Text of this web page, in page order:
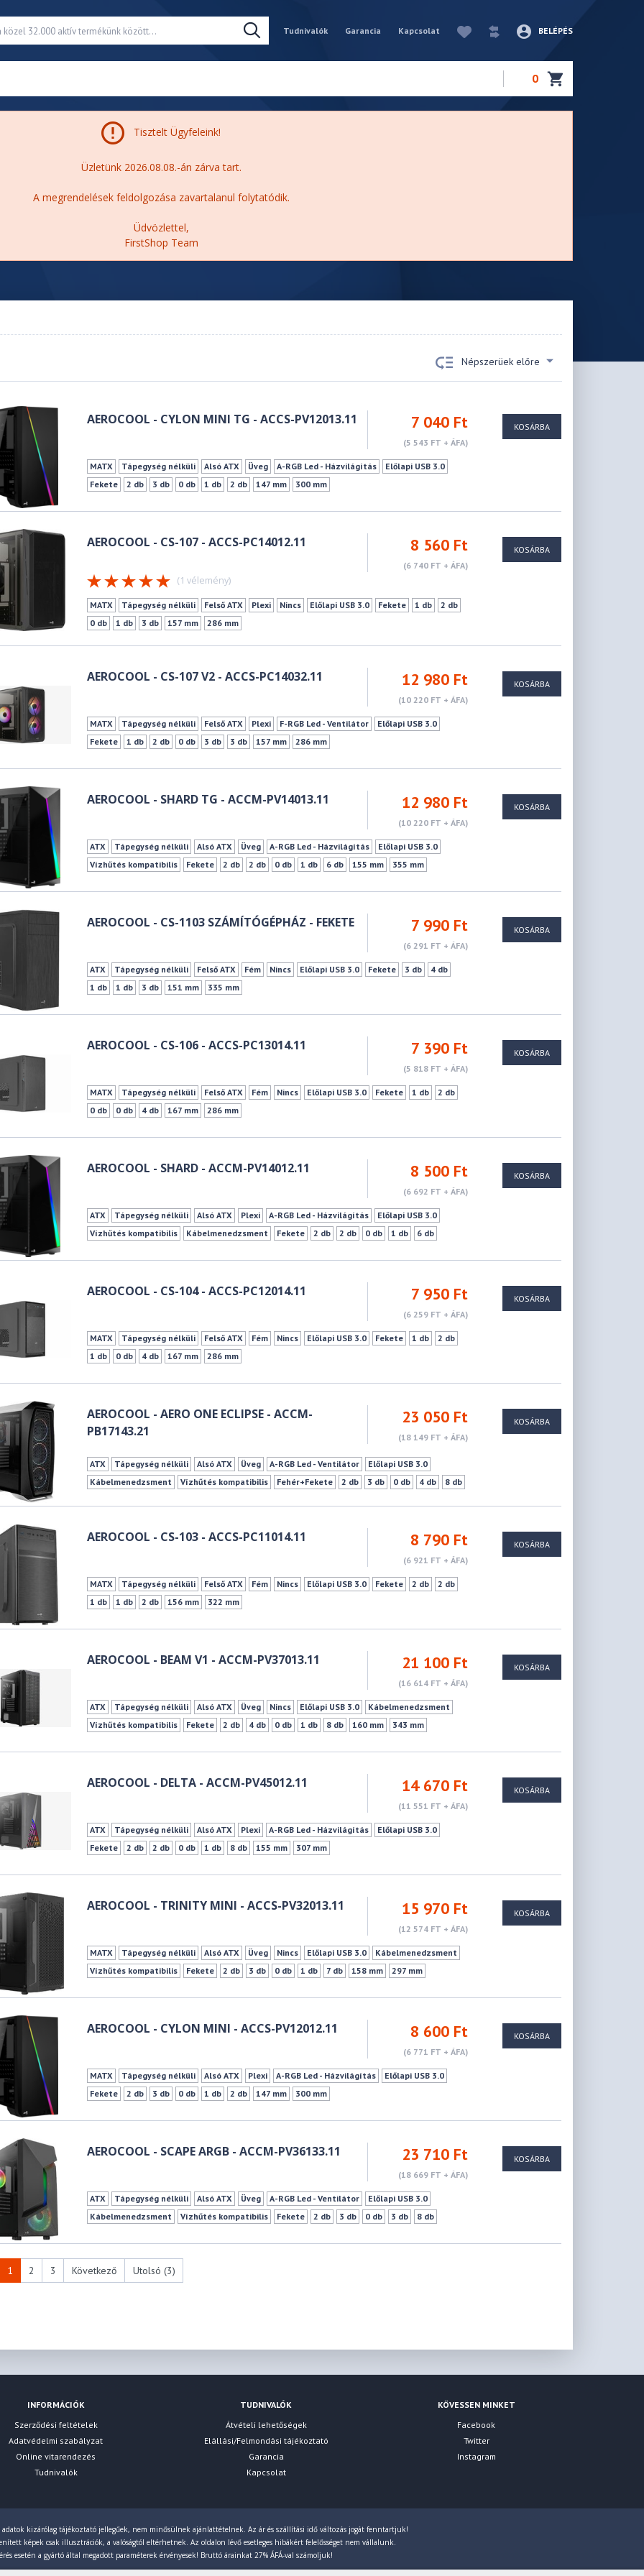
Tudnivalók Garancia Kapcsolat BELÉPÉS
0
Tisztelt Ügyfeleink!
Üzletünk 2026.08.08.-án zárva tart.
A megrendelések feldolgozása zavartalanul folytatódik.
Üdvözlettel,
FirstShop Team
Népszerüek előre
AEROCOOL - CYLON MINI TG - ACCS-PV12013.11 7 040 Ft
(5 543 FT + ÁFA)
MATX Tápegység nélküli Alsó ATX Üveg A-RGB Led - Házvilágítás
Előlapi USB 3.0
Fekete
2 db 3 db 0 db 1 db 2 db 147 mm 300 mm
KOSÁRBA
AEROCOOL - CS-107 - ACCS-PC14012.11 8 560 Ft
(6 740 FT + ÁFA)
(1 vélemény)
MATX Tápegység nélküli Felső ATX Plexi Nincs Előlapi USB 3.0 Fekete 1 db
2 db
0 db
1 db 3 db 157 mm 286 mm
KOSÁRBA
AEROCOOL - CS-107 V2 - ACCS-PC14032.11 12 980 Ft
(10 220 FT + ÁFA)
MATX Tápegység nélküli Felső ATX Plexi F-RGB Led - Ventilátor
Előlapi USB 3.0
Fekete
1 db 2 db 0 db 3 db 3 db 157 mm 286 mm
KOSÁRBA
AEROCOOL - SHARD TG - ACCM-PV14013.11 12 980 Ft
(10 220 FT + ÁFA)
ATX Tápegység nélküli Alsó ATX Üveg A-RGB Led - Házvilágítás
Előlapi USB 3.0
Vízhűtés kompatibilis
Fekete 2 db 2 db 0 db 1 db 6 db 155 mm 355 mm
KOSÁRBA
AEROCOOL - CS-1103 SZÁMÍTÓGÉPHÁZ - FEKETE 7 990 Ft
(6 291 FT + ÁFA)
ATX Tápegység nélküli Felső ATX Fém Nincs Előlapi USB 3.0 Fekete 3 db
4 db
1 db
1 db 3 db 151 mm 335 mm
KOSÁRBA
AEROCOOL - CS-106 - ACCS-PC13014.11 7 390 Ft
(5 818 FT + ÁFA)
MATX Tápegység nélküli Felső ATX Fém Nincs Előlapi USB 3.0 Fekete 1 db
2 db
0 db
0 db 4 db 167 mm 286 mm
KOSÁRBA
AEROCOOL - SHARD - ACCM-PV14012.11 8 500 Ft
(6 692 FT + ÁFA)
ATX Tápegység nélküli Alsó ATX Plexi A-RGB Led - Házvilágítás
Előlapi USB 3.0
Vízhűtés kompatibilis
Kábelmenedzsment Fekete 2 db 2 db 0 db 1 db
6 db
KOSÁRBA
AEROCOOL - CS-104 - ACCS-PC12014.11 7 950 Ft
(6 259 FT + ÁFA)
MATX Tápegység nélküli Felső ATX Fém Nincs Előlapi USB 3.0 Fekete 1 db
2 db
1 db
0 db 4 db 167 mm 286 mm
KOSÁRBA
AEROCOOL - AERO ONE ECLIPSE - ACCM-
PB17143.21
23 050 Ft
(18 149 FT + ÁFA)
ATX Tápegység nélküli Alsó ATX Üveg A-RGB Led - Ventilátor
Előlapi USB 3.0
Kábelmenedzsment
Vízhűtés kompatibilis Fehér+Fekete 2 db 3 db 0 db 4 db
8 db
KOSÁRBA
AEROCOOL - CS-103 - ACCS-PC11014.11 8 790 Ft
(6 921 FT + ÁFA)
MATX Tápegység nélküli Felső ATX Fém Nincs Előlapi USB 3.0 Fekete 2 db
2 db
1 db
1 db 2 db 156 mm 322 mm
KOSÁRBA
AEROCOOL - BEAM V1 - ACCM-PV37013.11 21 100 Ft
(16 614 FT + ÁFA)
ATX Tápegység nélküli Alsó ATX Üveg Nincs Előlapi USB 3.0
Kábelmenedzsment
Vízhűtés kompatibilis
Fekete 2 db 4 db 0 db 1 db 8 db 160 mm 343 mm
KOSÁRBA
AEROCOOL - DELTA - ACCM-PV45012.11 14 670 Ft
(11 551 FT + ÁFA)
ATX Tápegység nélküli Alsó ATX Plexi A-RGB Led - Házvilágítás
Előlapi USB 3.0
Fekete
2 db 2 db 0 db 1 db 8 db 155 mm 307 mm
KOSÁRBA
AEROCOOL - TRINITY MINI - ACCS-PV32013.11 15 970 Ft
(12 574 FT + ÁFA)
MATX Tápegység nélküli Alsó ATX Üveg Nincs Előlapi USB 3.0
Kábelmenedzsment
Vízhűtés kompatibilis
Fekete 2 db 3 db 0 db 1 db 7 db 158 mm 297 mm
KOSÁRBA
AEROCOOL - CYLON MINI - ACCS-PV12012.11 8 600 Ft
(6 771 FT + ÁFA)
MATX Tápegység nélküli Alsó ATX Plexi A-RGB Led - Házvilágítás
Előlapi USB 3.0
Fekete
2 db 3 db 0 db 1 db 2 db 147 mm 300 mm
KOSÁRBA
AEROCOOL - SCAPE ARGB - ACCM-PV36133.11 23 710 Ft
(18 669 FT + ÁFA)
ATX Tápegység nélküli Alsó ATX Üveg A-RGB Led - Ventilátor
Előlapi USB 3.0
Kábelmenedzsment
Vízhűtés kompatibilis Fekete 2 db 3 db 0 db 3 db
8 db
KOSÁRBA
1 2 3 Következő Utolsó (3)
INFORMÁCIÓK
Szerződési feltételek
Adatvédelmi szabályzat
Online vitarendezés
Tudnivalók
TUDNIVALÓK
Átvételi lehetőségek
Elállási/Felmondási tájékoztató
Garancia
Kapcsolat
KÖVESSEN MINKET
Facebook
Twitter
Instagram
kizárólag tájékoztató jellegűek, nem minősülnek ajánlattételnek. Az ár és szállítási idő változás jogát fenntartjuk!
képek csak illusztrációk, a valóságtól eltérhetnek. Az oldalon lévő esetleges hibákért felelősséget nem vállalunk.
esetén a gyártó által megadott paraméterek érvényesek! Bruttó árainkat 27% ÁFÁ-val számoljuk!